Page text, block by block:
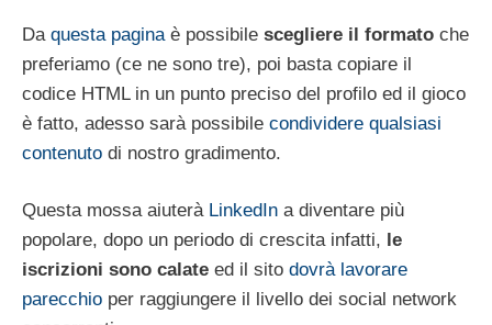
Da questa pagina è possibile scegliere il formato che
preferiamo (ce ne sono tre), poi basta copiare il
codice HTML in un punto preciso del profilo ed il gioco
è fatto, adesso sarà possibile condividere qualsiasi
contenuto di nostro gradimento.
Questa mossa aiuterà LinkedIn a diventare più
popolare, dopo un periodo di crescita infatti, le
iscrizioni sono calate ed il sito dovrà lavorare
parecchio per raggiungere il livello dei social network